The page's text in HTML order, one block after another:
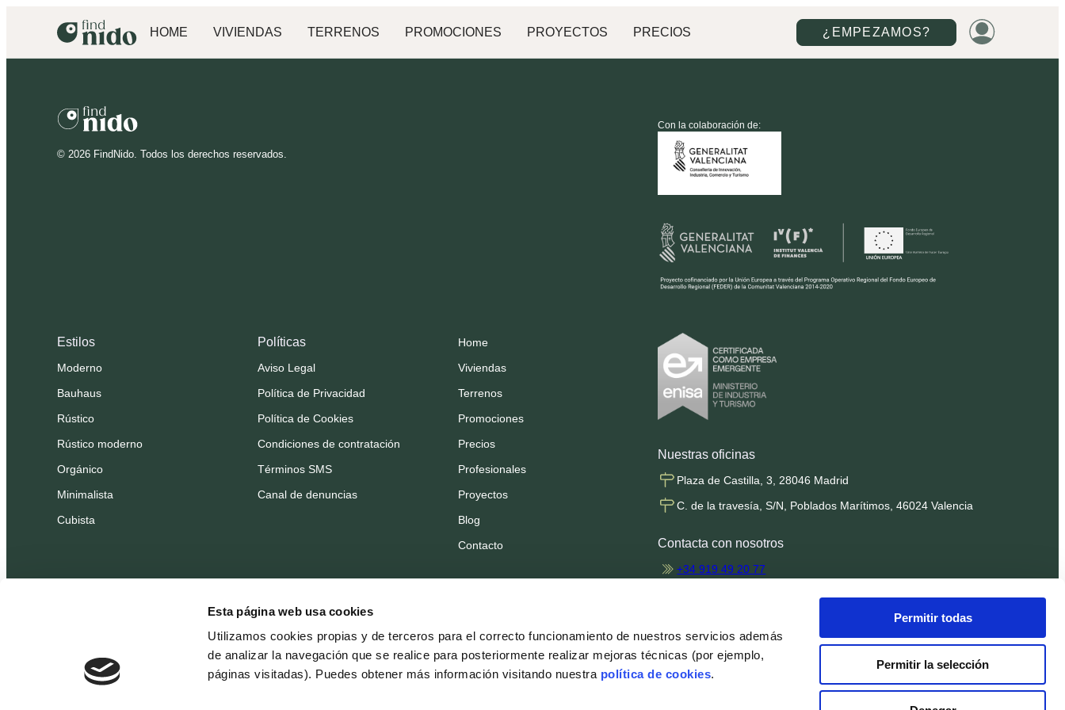
Esta página web usa cookies
Utilizamos cookies propias y de terceros para el correcto funcionamiento de nuestros servicios además
de analizar la navegación que se realice para posteriormente realizar mejoras técnicas (por ejemplo,
páginas visitadas). Puedes obtener más información visitando nuestra política de cookies.
Permitir todas
Permitir la selección
HOME VIVIENDAS TERRENOS PROMOCIONES PROYECTOS PRECIOS ¿EMPEZAMOS?
© 2026 FindNido. Todos los derechos reservados.
Con la colaboración de:
Estilos
Moderno
Bauhaus
Rústico
Rústico moderno
Orgánico
Minimalista
Cubista
Políticas
Aviso Legal
Política de Privacidad
Política de Cookies
Condiciones de contratación
Términos SMS
Canal de denuncias
Home
Viviendas
Terrenos
Promociones
Precios
Profesionales
Proyectos
Blog
Contacto
Nuestras oficinas
Plaza de Castilla, 3, 28046 Madrid
C. de la travesía, S/N, Poblados Marítimos, 46024 Valencia
Contacta con nosotros
+34 919 49 20 77
Síguenos en la nube